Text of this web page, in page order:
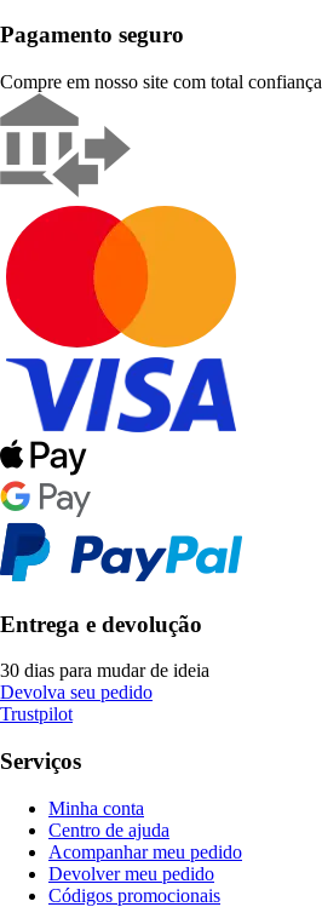
Pagamento seguro
Compre em nosso site com total confiança
Entrega e devolução
30 dias para mudar de ideia
Devolva seu pedido
Trustpilot
Serviços
Minha conta
Centro de ajuda
Acompanhar meu pedido
Devolver meu pedido
Códigos promocionais